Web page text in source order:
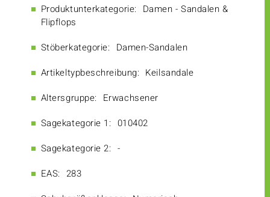
Produktunterkategorie: Damen - Sandalen &
Flipflops
Stöberkategorie: Damen-Sandalen
Artikeltypbeschreibung: Keilsandale
Altersgruppe: Erwachsener
Sagekategorie 1: 010402
Sagekategorie 2: -
EAS: 283